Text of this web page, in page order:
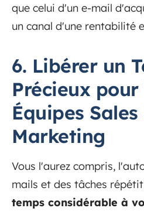
que celui d'un e-mail
un canal d'une rentabilité
6. Libérer un
Précieux pour
Équipes Sales
Marketing
Vous l'aurez compris,
mails et des tâches
temps considérable à